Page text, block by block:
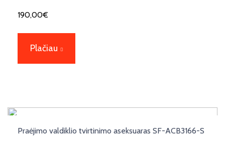
190,00€
Plačiau
Praėjimo valdiklio tvirtinimo aseksuaras SF-ACB3166-S